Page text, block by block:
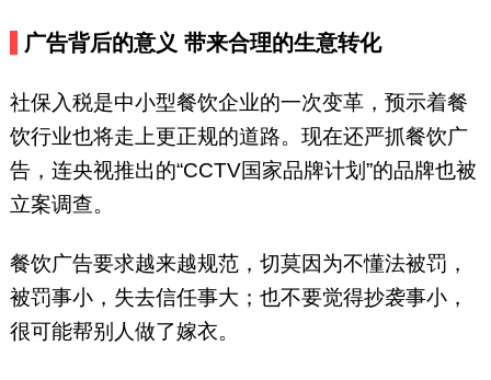
广告背后的意义带来合理的生意转化
社保入税是中小型餐饮企业的一次变革，预示着餐
饮行业也将走上更正规的道路。现在还严抓餐饮广
告，连央视推出的“CCTV国家品牌计划”的品牌也被
立案调查。
餐饮广告要求越来越规范，切莫因为不懂法被罚，
被罚事小，失去信任事大；也不要觉得抄袭事小，
很可能帮别人做了嫁衣。